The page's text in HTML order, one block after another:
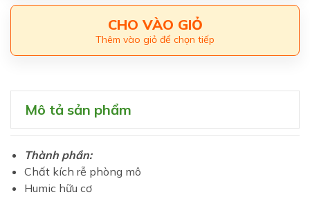
CHO VÀO GIỎ
Thêm vào giỏ để chọn tiếp
Mô tả sản phẩm
Thành phần:
Chất kích rễ phòng mô
Humic hữu cơ